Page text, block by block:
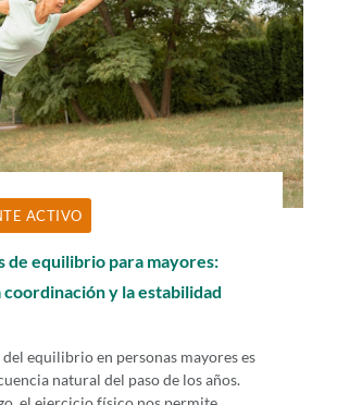
ACTIVO
de equilibrio para mayores:
coordinación y la estabilidad
del equilibrio en personas mayores es
natural del paso de los años.